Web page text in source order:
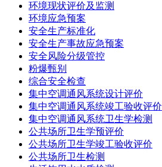
环境现状评价及监测
环境应急预案
安全生产标准化
安全生产事故应急预案
安全风险分级管控
粉爆甄别
综合安全检查
集中空调通风系统设计评价
集中空调通风系统竣工验收评价
集中空调通风系统卫生学检测
公共场所卫生学预评价
公共场所卫生学竣工验收评价
公共场所卫生检测